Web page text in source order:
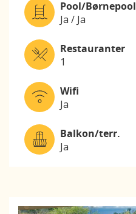
Pool/Børnepool
Ja / Ja
Restauranter
1
Wifi
Ja
Balkon/terr.
Ja